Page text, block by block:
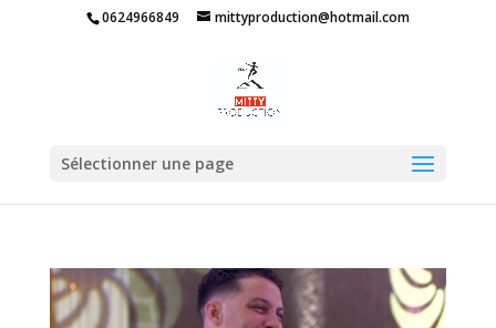
0624966849 mittyproduction@hotmail.com
Sélectionner une page